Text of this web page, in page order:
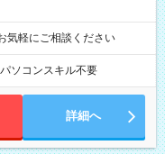
軽にご相談ください
パソコンスキル不要
詳細へ